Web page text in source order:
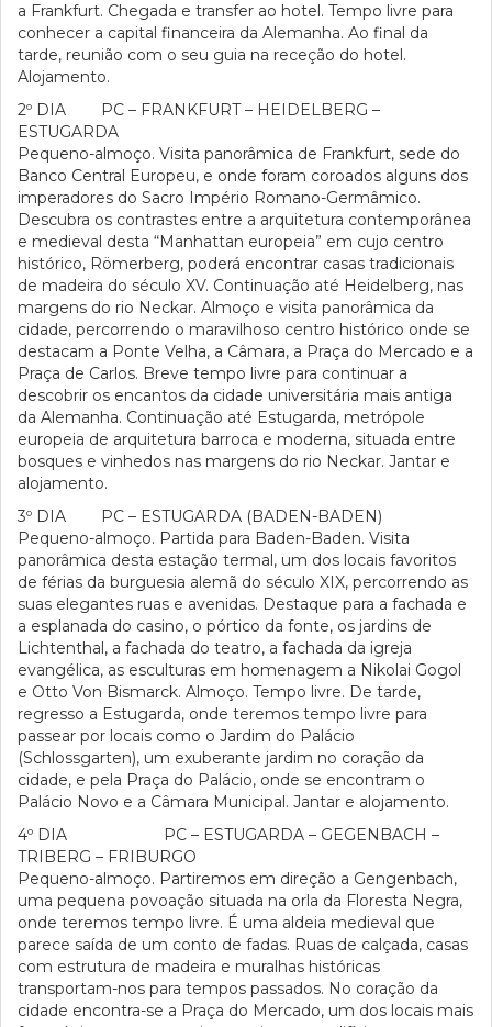
a Frankfurt. Chegada e transfer ao hotel. Tempo livre para
conhecer a capital financeira da Alemanha. Ao final da
tarde, reunião com o seu guia na receção do hotel.
Alojamento.
2º DIA PC – FRANKFURT – HEIDELBERG –
ESTUGARDA
Pequeno-almoço. Visita panorâmica de Frankfurt, sede do
Banco Central Europeu, e onde foram coroados alguns dos
imperadores do Sacro Império Romano-Germâmico.
Descubra os contrastes entre a arquitetura contemporânea
e medieval desta “Manhattan europeia” em cujo centro
histórico, Römerberg, poderá encontrar casas tradicionais
de madeira do século XV. Continuação até Heidelberg, nas
margens do rio Neckar. Almoço e visita panorâmica da
cidade, percorrendo o maravilhoso centro histórico onde se
destacam a Ponte Velha, a Câmara, a Praça do Mercado e a
Praça de Carlos. Breve tempo livre para continuar a
descobrir os encantos da cidade universitária mais antiga
da Alemanha. Continuação até Estugarda, metrópole
europeia de arquitetura barroca e moderna, situada entre
bosques e vinhedos nas margens do rio Neckar. Jantar e
alojamento.
3º DIA PC – ESTUGARDA (BADEN-BADEN)
Pequeno-almoço. Partida para Baden-Baden. Visita
panorâmica desta estação termal, um dos locais favoritos
de férias da burguesia alemã do século XIX, percorrendo as
suas elegantes ruas e avenidas. Destaque para a fachada e
a esplanada do casino, o pórtico da fonte, os jardins de
Lichtenthal, a fachada do teatro, a fachada da igreja
evangélica, as esculturas em homenagem a Nikolai Gogol
e Otto Von Bismarck. Almoço. Tempo livre. De tarde,
regresso a Estugarda, onde teremos tempo livre para
passear por locais como o Jardim do Palácio
(Schlossgarten), um exuberante jardim no coração da
cidade, e pela Praça do Palácio, onde se encontram o
Palácio Novo e a Câmara Municipal. Jantar e alojamento.
4º DIA PC – ESTUGARDA – GEGENBACH –
TRIBERG – FRIBURGO
Pequeno-almoço. Partiremos em direção a Gengenbach,
uma pequena povoação situada na orla da Floresta Negra,
onde teremos tempo livre. É uma aldeia medieval que
parece saída de um conto de fadas. Ruas de calçada, casas
com estrutura de madeira e muralhas históricas
transportam-nos para tempos passados. No coração da
cidade encontra-se a Praça do Mercado, um dos locais mais